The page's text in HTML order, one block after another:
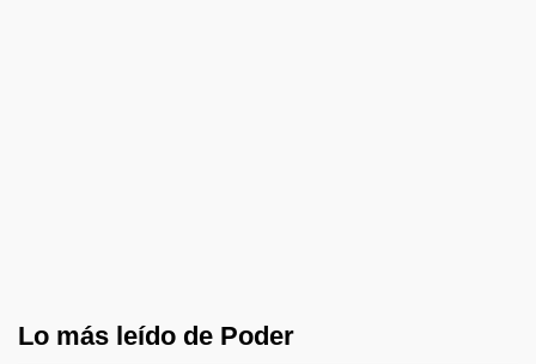
Lo más leído de Poder